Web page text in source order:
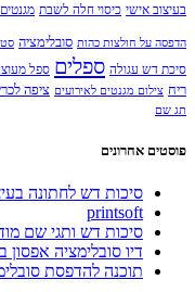
בעיצוב אישי כיסוי חלה לשבת
הדפסה על חולצות כהות סובלימציה
סיכת דש עגולה ספלים ספל
ריח צילום מגנטים לאירועים ציפה
תג שם
פוסטים אחרונים
סיכות דש לחתונה
printsoft
סיכות דש ותגי שם
דיו סובלימציה אפסון
תוכנה להדפסת